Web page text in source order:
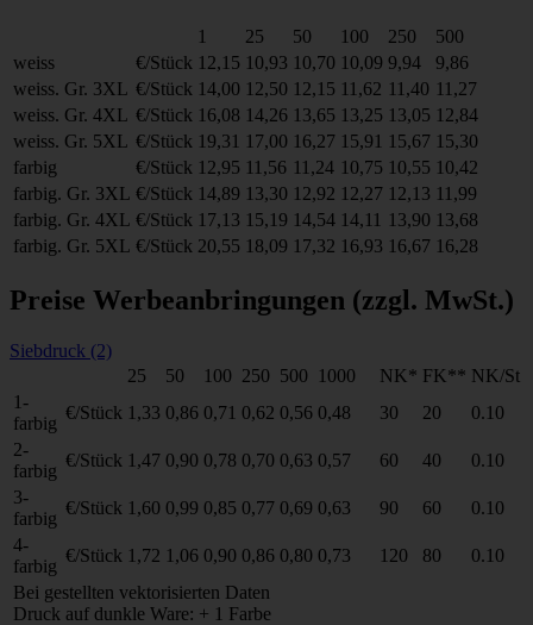
1 25 50 100 250
500
weiss
€/Stück 12,15 10,93 10,70 10,09 9,94
9,86
weiss. Gr. 3XL €/Stück 14,00 12,50 12,15 11,62 11,40 11,27
weiss. Gr. 4XL €/Stück 16,08 14,26 13,65 13,25 13,05 12,84
weiss. Gr. 5XL €/Stück 19,31 17,00 16,27 15,91 15,67 15,30
farbig
€/Stück 12,95 11,56 11,24 10,75 10,55 10,42
farbig. Gr. 3XL €/Stück 14,89 13,30 12,92 12,27 12,13 11,99
farbig. Gr. 4XL €/Stück 17,13 15,19 14,54 14,11 13,90 13,68
farbig. Gr. 5XL €/Stück 20,55 18,09 17,32 16,93 16,67 16,28
Preise Werbeanbringungen (zzgl. MwSt.)
Siebdruck (2)
25
50 100 250 500 1000 NK* FK** NK/St
1-
farbig
€/Stück 1,33 0,86 0,71 0,62 0,56 0,48 30 20
0.10
2-
farbig
€/Stück 1,47 0,90 0,78 0,70 0,63 0,57 60 40
0.10
3-
farbig
€/Stück 1,60 0,99 0,85 0,77 0,69 0,63 90 60
0.10
4-
farbig
€/Stück 1,72 1,06 0,90 0,86 0,80 0,73 120 80
0.10
Bei gestellten vektorisierten Daten
Druck auf dunkle Ware: + 1 Farbe